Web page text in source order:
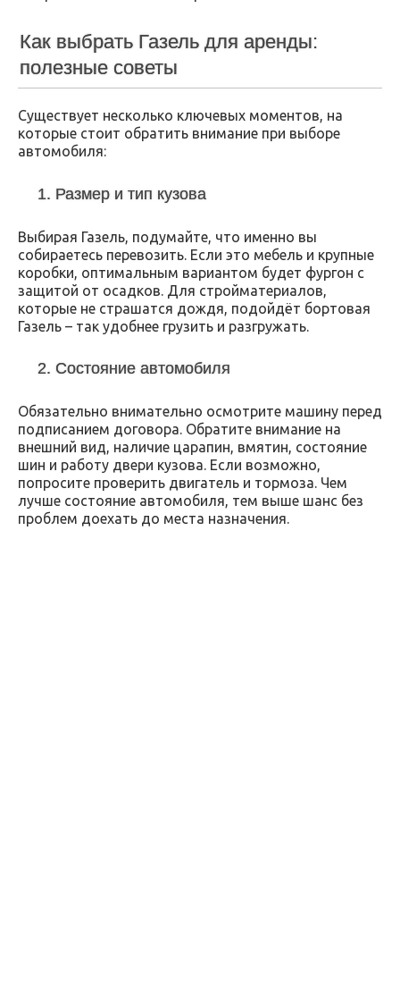
Как выбрать Газель для аренды:
полезные советы
Существует несколько ключевых моментов, на
которые стоит обратить внимание при выборе
автомобиля:
1. Размер и тип кузова
Выбирая Газель, подумайте, что именно вы
собираетесь перевозить. Если это мебель и крупные
коробки, оптимальным вариантом будет фургон с
защитой от осадков. Для стройматериалов,
которые не страшатся дождя, подойдёт бортовая
Газель – так удобнее грузить и разгружать.
2. Состояние автомобиля
Обязательно внимательно осмотрите машину перед
подписанием договора. Обратите внимание на
внешний вид, наличие царапин, вмятин, состояние
шин и работу двери кузова. Если возможно,
попросите проверить двигатель и тормоза. Чем
лучше состояние автомобиля, тем выше шанс без
проблем доехать до места назначения.